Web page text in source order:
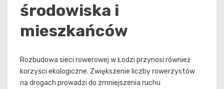
środowiska i
mieszkańców
Rozbudowa sieci rowerowej w Łodzi przynosi również
korzyści ekologiczne. Zwiększenie liczby rowerzystów
na drogach prowadzi do zmniejszenia ruchu